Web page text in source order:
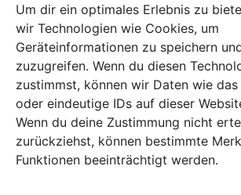
Um dir ein optimales Erlebnis zu
wir Technologien wie Cookies, um
Geräteinformationen zu speichern
zuzugreifen. Wenn du diesen
zustimmst, können wir Daten wie
oder eindeutige IDs auf dieser
Wenn du deine Zustimmung nicht
zurückziehst, können bestimmte
Funktionen beeinträchtigt werden.